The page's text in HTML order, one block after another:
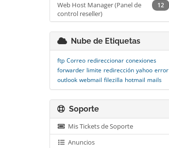
12
Web Host Manager (Panel de
control reseller)
Nube de Etiquetas
ftp Correo redireccionar conexiones
forwarder limite redirección yahoo error
outlook webmail filezilla hotmail mails
Soporte
Mis Tickets de Soporte
Anuncios